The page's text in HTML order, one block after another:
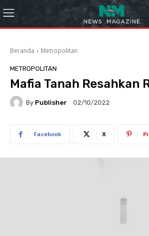
Beranda Metropolitan
METROPOLITAN
Mafia Tanah Resahkan
By Publisher 02/10/2022
Facebook X